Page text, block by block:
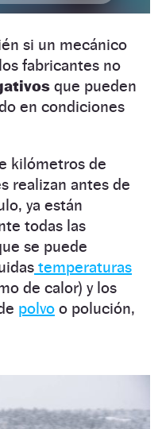
si un mecánico
fabricantes no
que pueden
en condiciones
kilómetros de
realizan antes de
ya están
todas las
se puede
temperaturas
de calor) y los
polvo o polución,